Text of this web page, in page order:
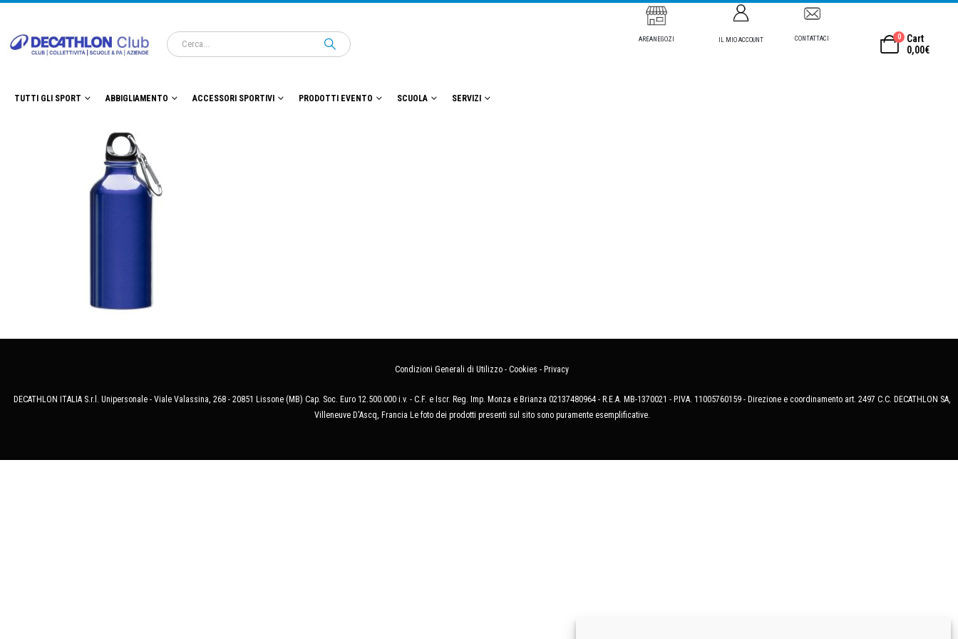
AREANEGOZI IL MIO ACCOUNT CONTATTACI 0
Cart
0,00€
TUTTI GLI SPORT ABBIGLIAMENTO ACCESSORI SPORTIVI PRODOTTI EVENTO SCUOLA SERVIZI
Condizioni Generali di Utilizzo - Cookies - Privacy
DECATHLON ITALIA S.r.l. Unipersonale - Viale Valassina, 268 - 20851 Lissone (MB) Cap. Soc. Euro 12.500.000 i.v. - C.F. e Iscr. Reg. Imp. Monza e Brianza 02137480964 - R.E.A. MB-1370021 - P.IVA. 11005760159 - Direzione e coordinamento art. 2497 C.C. DECATHLON SA,
Villeneuve D'Ascq, Francia Le foto dei prodotti presenti sul sito sono puramente esemplificative.